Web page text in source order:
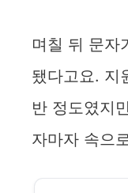
며칠 뒤 문자
됐다고요. 지
반 정도였지
자마자 속으